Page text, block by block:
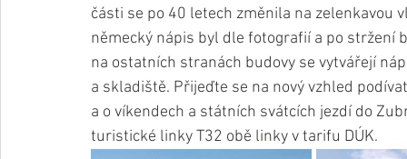
části se po 40 letech změnila na zelenkavou
německý nápis byl dle fotografií a po stržení
na ostatních stranách budovy se vytvářejí
a skladiště. Přijeďte se na nový vzhled
a o víkendech a státních svátcích jezdí do
turistické linky T32 obě linky v tarifu DÚK.